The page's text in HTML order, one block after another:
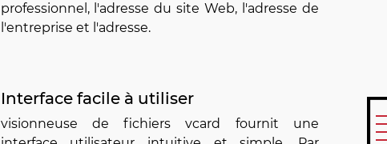
professionnel, l'adresse du site Web, l'adresse de
l'entreprise et l'adresse.
Interface facile à utiliser
visionneuse de fichiers vcard fournit une